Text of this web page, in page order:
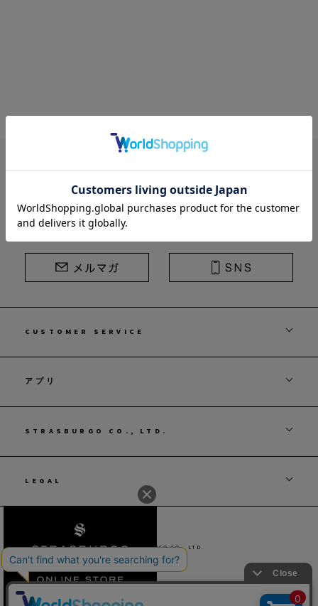
STRASBURGO | ストラスブルゴ
CUSTOMER SERVICE
アプリ
STRASBURGO CO., LTD.
LEGAL
© STRASBURGO CO., LTD.